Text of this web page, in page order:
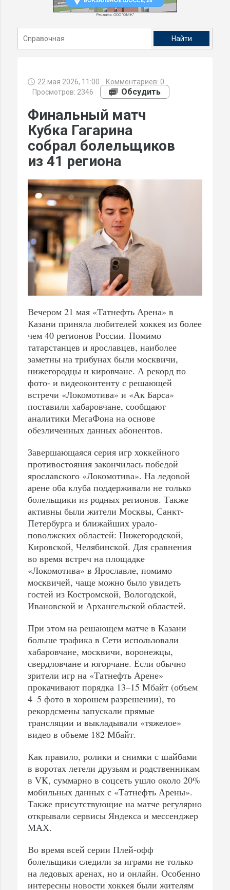
Реклама. ООО "ОМК"
22 мая 2026, 11:00 Комментариев: 0
Просмотров: 2346
Обсудить
Финальный матч
Кубка Гагарина
собрал болельщиков
из 41 региона
Вечером 21 мая «Татнефть Арена» в
Казани приняла любителей хоккея из более
чем 40 регионов России. Помимо
татарстанцев и ярославцев, наиболее
заметны на трибунах были москвичи,
нижегородцы и кировчане. А рекорд по
фото- и видеоконтенту с решающей
встречи «Локомотива» и «Ак Барса»
поставили хабаровчане, сообщают
аналитики МегаФона на основе
обезличенных данных абонентов.
Завершающаяся серия игр хоккейного
противостояния закончилась победой
ярославского «Локомотива». На ледовой
арене оба клуба поддерживали не только
болельщики из родных регионов. Также
активны были жители Москвы, Санкт-
Петербурга и ближайших урало-
поволжских областей: Нижегородской,
Кировской, Челябинской. Для сравнения
во время встреч на площадке
«Локомотива» в Ярославле, помимо
москвичей, чаще можно было увидеть
гостей из Костромской, Вологодской,
Ивановской и Архангельской областей.
При этом на решающем матче в Казани
больше трафика в Сети использовали
хабаровчане, москвичи, воронежцы,
свердловчане и югорчане. Если обычно
зрители игр на «Татнефть Арене»
прокачивают порядка 13–15 Мбайт (объем
4–5 фото в хорошем разрешении), то
рекордсмены запускали прямые
трансляции и выкладывали «тяжелое»
видео в объеме 182 Мбайт.
Как правило, ролики и снимки с шайбами
в воротах летели друзьям и родственникам
в VK, суммарно в соцсеть ушло около 20%
мобильных данных с «Татнефть Арены».
Также присутствующие на матче регулярно
открывали сервисы Яндекса и мессенджер
MАХ.
Во время всей серии Плей-офф
болельщики следили за играми не только
на ледовых аренах, но и онлайн. Особенно
интересны новости хоккея были жителям